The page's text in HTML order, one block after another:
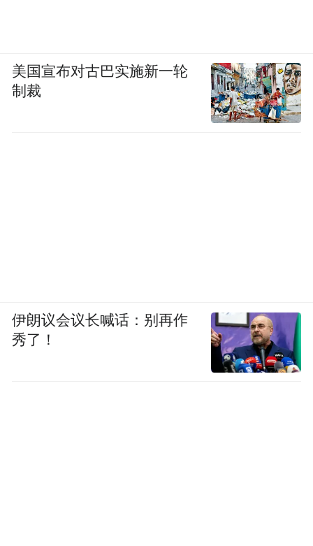
美国宣布对古巴实施新一轮
制裁
伊朗议会议长喊话：别再作
秀了！